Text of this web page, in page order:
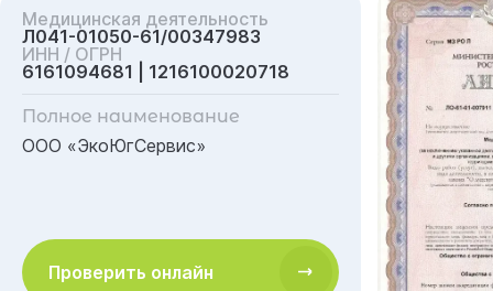
Медицинская деятельность
Л041-01050-61/00347983
ИНН / ОГРН
6161094681 | 1216100020718
Полное наименование
ООО «ЭкоЮгСервис»
Проверить онлайн